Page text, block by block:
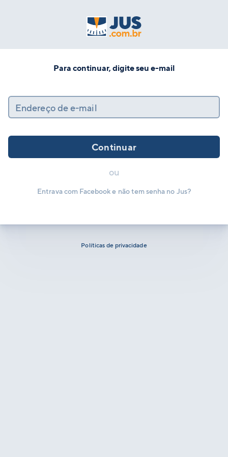
Para continuar, digite seu e-mail
Endereço de e-mail
Continuar
ou
Entrava com Facebook e não tem senha no Jus?
Políticas de privacidade